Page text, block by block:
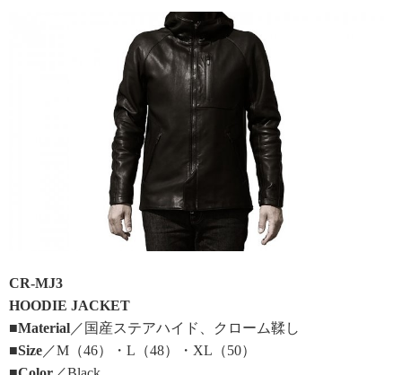
CR-MJ3
HOODIE JACKET
■Material ／国産ステアハイド、クローム鞣し
■Size ／M（46）・L（48）・XL（50）